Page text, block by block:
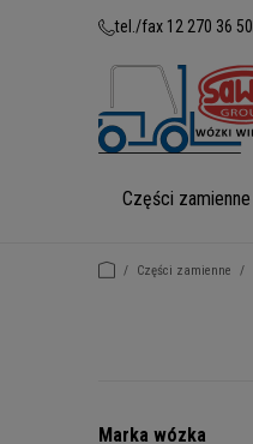
tel./fax 12 270 36 50
Części zamienne
/ Części zamienne /
Marka wózka